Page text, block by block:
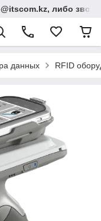
либо
данных RFID